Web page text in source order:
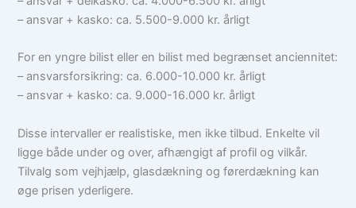
– ansvar + kasko: ca. 5.500-9.000 kr. årligt
For en yngre bilist eller en bilist med begrænset anciennitet:
– ansvarsforsikring: ca. 6.000-10.000 kr. årligt
– ansvar + kasko: ca. 9.000-16.000 kr. årligt
Disse intervaller er realistiske, men ikke tilbud. Enkelte vil
ligge både under og over, afhængigt af profil og vilkår.
Tilvalg som vejhjælp, glasdækning og førerdækning kan
øge prisen yderligere.